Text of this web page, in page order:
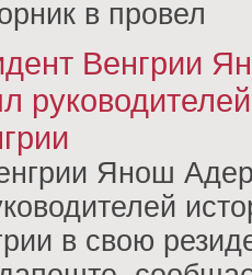
в провел
Венгрии
Янош
в свою